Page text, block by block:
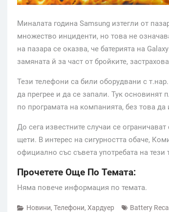
Миналата година Samsung изтегли от
множество инциденти, но това не
на пазара се оказва, че батерията на
замяната й за част от бройките,
Тези телефони са били оборудвани с
да прегрее и да се запали. Тук основинят
по програмата на компанията, без това
До сега известните случаи се
щети. В интерес на сигурността обаче,
официално със съвета употребата на
Прочетете Още По Темата:
Няма повече информация по темата.
Новини, Телефони, Хардуер Battery Recall